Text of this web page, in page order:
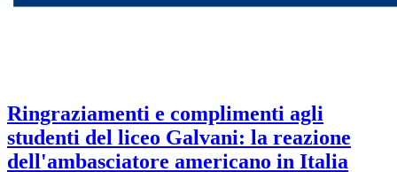
Ringraziamenti e complimenti agli
studenti del liceo Galvani: la reazione
dell'ambasciatore americano in Italia